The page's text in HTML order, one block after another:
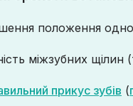
положення
міжзубних щілин
прикус зубів (